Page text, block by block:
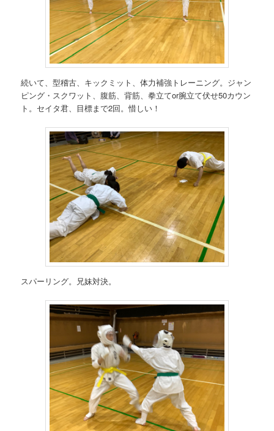
続いて、型稽古、キックミット、体力補強トレーニング。ジャン
ピング・スクワット、腹筋、背筋、拳立てor腕立て伏せ50カウン
ト。セイタ君、目標まで2回。惜しい！
スパーリング。兄妹対決。